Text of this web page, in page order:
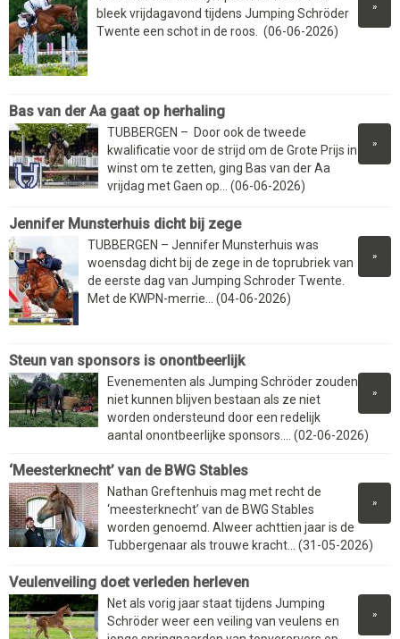
»
bleek vrijdagavond tijdens Jumping Schröder
Twente een schot in de roos. (06-06-2026)
Bas van der Aa gaat op herhaling
»
TUBBERGEN – Door ook de tweede
kwalificatie voor de strijd om de Grote Prijs in
winst om te zetten, ging Bas van der Aa
vrijdag met Gaen op... (06-06-2026)
Jennifer Munsterhuis dicht bij zege
»
TUBBERGEN – Jennifer Munsterhuis was
woensdag dicht bij de zege in de toprubriek van
de eerste dag van Jumping Schroder Twente.
Met de KWPN-merrie... (04-06-2026)
Steun van sponsors is onontbeerlijk
»
Evenementen als Jumping Schröder zouden
niet kunnen blijven bestaan als ze niet
worden ondersteund door een redelijk
aantal onontbeerlijke sponsors.... (02-06-2026)
‘Meesterknecht’ van de BWG Stables
»
Nathan Greftenhuis mag met recht de
‘meesterknecht’ van de BWG Stables
worden genoemd. Alweer achttien jaar is de
Tubbergenaar als trouwe kracht... (31-05-2026)
Veulenveiling doet verleden herleven
»
Net als vorig jaar staat tijdens Jumping
Schröder weer een veiling van veulens en